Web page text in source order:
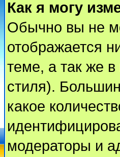
Как я могу
Обычно вы не
отображается
теме, а так же
стиля).
какое
модераторы и